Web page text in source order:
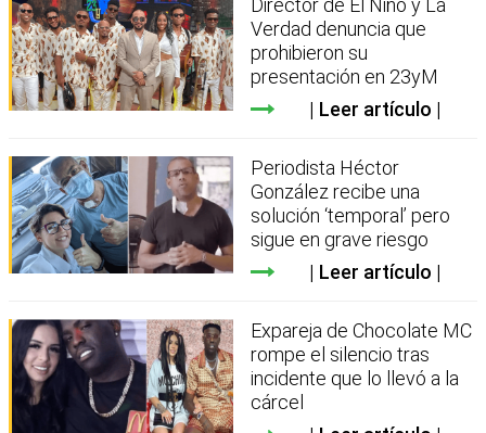
Director de El Niño y La
Verdad denuncia que
prohibieron su
presentación en 23yM
Leer artículo
Periodista Héctor
González recibe una
solución ‘temporal’ pero
sigue en grave riesgo
Leer artículo
Expareja de Chocolate MC
rompe el silencio tras
incidente que lo llevó a la
cárcel